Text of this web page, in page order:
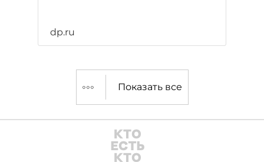
dp.ru
Показать все